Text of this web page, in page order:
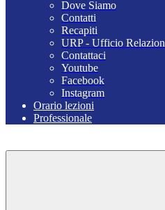
Dove Siamo
Contatti
Recapiti
URP - Ufficio
Contattaci
Youtube
Facebook
Instagram
Orario lezioni
Professionale